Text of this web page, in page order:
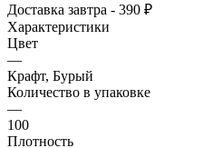
Доставка завтра - 390 ₽
Характеристики
Цвет
—
Крафт, Бурый
Количество в упаковке
—
100
Плотность